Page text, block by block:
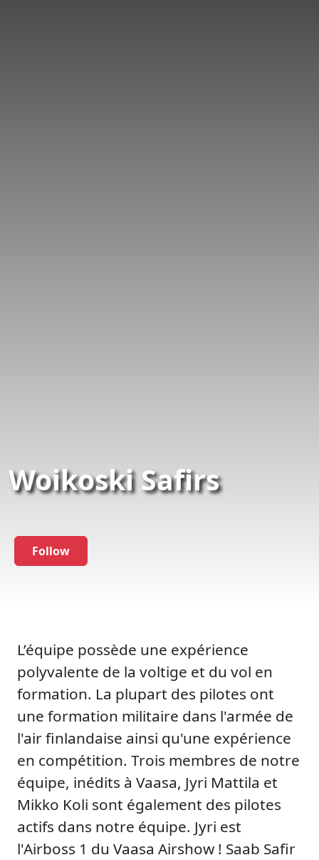
Woikoski Safirs
Follow
L’équipe possède une expérience
polyvalente de la voltige et du vol en
formation. La plupart des pilotes ont
une formation militaire dans l'armée de
l'air finlandaise ainsi qu'une expérience
en compétition. Trois membres de notre
équipe, inédits à Vaasa, Jyri Mattila et
Mikko Koli sont également des pilotes
actifs dans notre équipe. Jyri est
l'Airboss 1 du Vaasa Airshow ! Saab Safir